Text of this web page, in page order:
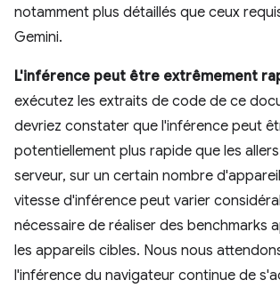
notamment plus détaillés que ceux
Gemini.
L'inférence peut être extrêmement
exécutez les extraits de code de ce
devriez constater que l'inférence peut
potentiellement plus rapide que les
serveur, sur un certain nombre
vitesse d'inférence peut varier
nécessaire de réaliser des benchmarks
les appareils cibles. Nous nous
l'inférence du navigateur continue de